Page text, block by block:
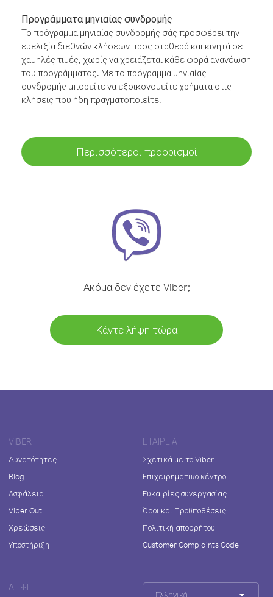
Προγράμματα μηνιαίας συνδρομής
Το πρόγραμμα μηνιαίας συνδρομής σάς προσφέρει την
ευελιξία διεθνών κλήσεων προς σταθερά και κινητά σε
χαμηλές τιμές, χωρίς να χρειάζεται κάθε φορά ανανέωση
του προγράμματος. Με το πρόγραμμα μηνιαίας
συνδρομής μπορείτε να εξοικονομείτε χρήματα στις
κλήσεις που ήδη πραγματοποιείτε.
Περισσότεροι προορισμοί
Ακόμα δεν έχετε Viber;
Κάντε λήψη τώρα
VIBER
Δυνατότητες
Blog
Ασφάλεια
Viber Out
Χρεώσεις
Υποστήριξη
ΕΤΑΙΡΕΊΑ
Σχετικά με το Viber
Επιχειρηματικό κέντρο
Ευκαιρίες συνεργασίας
Όροι και Προϋποθέσεις
Πολιτική απορρήτου
Customer Complaints Code
ΛΉΨΗ
Ελληνικά